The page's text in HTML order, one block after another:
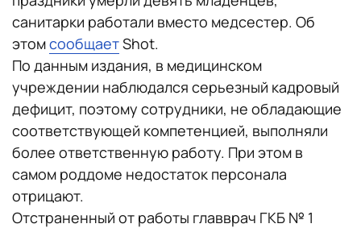
санитарки работали вместо медсестер. Об
этомсообщаетShot.
По данным издания, в медицинском
учреждении наблюдался серьезный кадровый
дефицит, поэтому сотрудники, не обладающие
соответствующей компетенцией, выполняли
более ответственную работу. При этом в
самом роддоме недостаток персонала
отрицают.
Отстраненный от работы главврач ГКБ № 1